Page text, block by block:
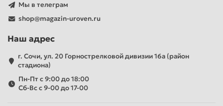
Мы в телеграм
shop@magazin-uroven.ru
Наш адрес
г. Сочи, ул. 20 Горнострелковой дивизии 16а (район
стадиона)
Пн-Пт с 9:00 до 18:00
Сб-Вс с 9-00 до 17-00